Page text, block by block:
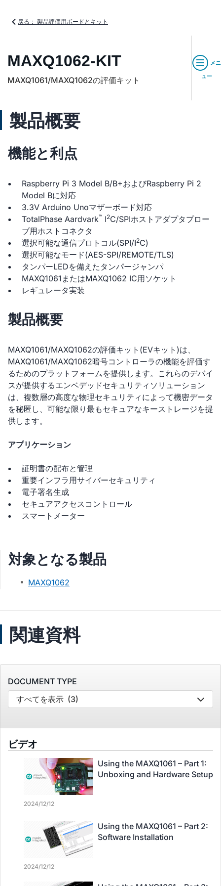
戻る： 製品評価用ボードとキット
MAXQ1062-KIT
MAXQ1061/MAXQ1062の評価キット
メニ
ュー
製品概要
機能と利点
Raspberry Pi 3 Model B/B+およびRaspberry Pi 2
Model Bに対応
3.3V Arduino Unoマザーボード対応
TotalPhase Aardvark™ I2C/SPIホストアダプタプロー
ブ用ホストコネクタ
選択可能な通信プロトコル(SPI/I2C)
選択可能なモード(AES-SPI/REMOTE/TLS)
タンパーLEDを備えたタンパージャンパ
MAXQ1061またはMAXQ1062 IC用ソケット
レギュレータ実装
製品概要
MAXQ1061/MAXQ1062の評価キット(EVキット)は、
MAXQ1061/MAXQ1062暗号コントローラの機能を評価す
るためのプラットフォームを提供します。これらのデバイ
スが提供するエンベデッドセキュリティソリューション
は、複数層の高度な物理セキュリティによって機密データ
を秘匿し、可能な限り最もセキュアなキーストレージを提
供します。
アプリケーション
証明書の配布と管理
重要インフラ用サイバーセキュリティ
電子署名生成
セキュアアクセスコントロール
スマートメーター
対象となる製品
MAXQ1062
関連資料
DOCUMENT TYPE
すべてを表示 (3)
ビデオ
Using the MAXQ1061 – Part 1:
Unboxing and Hardware Setup
2024/12/12
Using the MAXQ1061 – Part 2:
Software Installation
2024/12/12